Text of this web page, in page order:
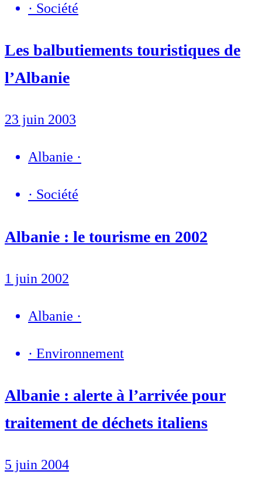
· Société
Les balbutiements touristiques de
l’Albanie
23 juin 2003
Albanie ·
· Société
Albanie : le tourisme en 2002
1 juin 2002
Albanie ·
· Environnement
Albanie : alerte à l’arrivée pour
traitement de déchets italiens
5 juin 2004